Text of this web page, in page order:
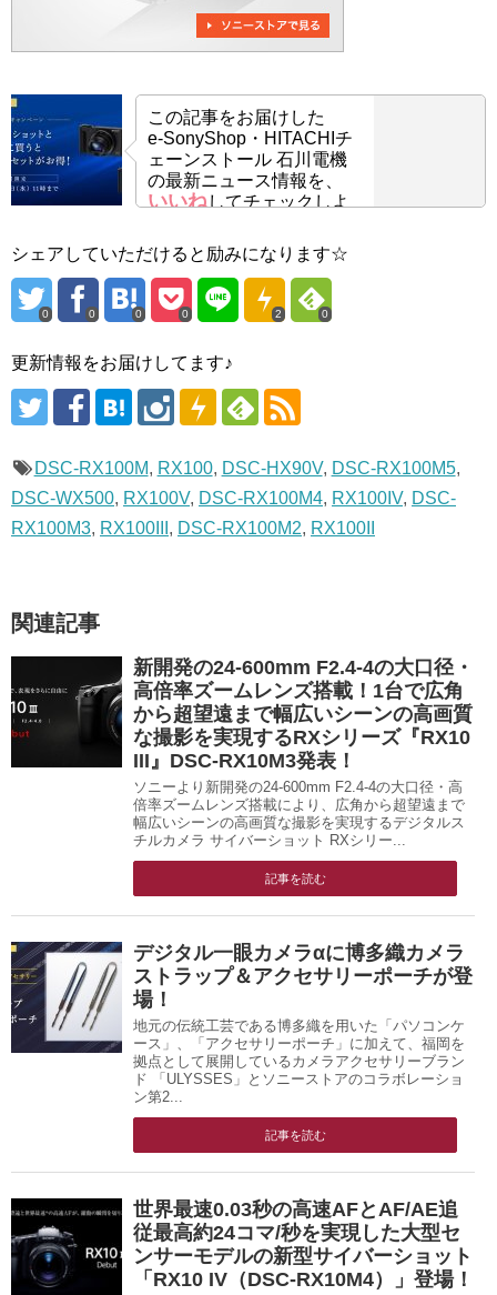
この記事をお届けした
e-SonyShop・HITACHIチ
ェーンストール 石川電機
の最新ニュース情報を、
いいねしてチェックしよ
シェアしていただけると励みになります☆
0 0 0 0 2 0
更新情報をお届けしてます♪
DSC-RX100M, RX100, DSC-HX90V, DSC-RX100M5,
DSC-WX500, RX100V, DSC-RX100M4, RX100IV, DSC-
RX100M3, RX100III , DSC-RX100M2, RX100II
関連記事
新開発の24-600mm F2.4-4の大口径・
高倍率ズームレンズ搭載！1台で広角
から超望遠まで幅広いシーンの高画質
な撮影を実現するRXシリーズ『RX10
III』DSC-RX10M3発表！
ソニーより新開発の24-600mm F2.4-4の大口径・高
倍率ズームレンズ搭載により、広角から超望遠まで
幅広いシーンの高画質な撮影を実現するデジタルス
チルカメラ サイバーショット RXシリー...
記事を読む
デジタル一眼カメラαに博多織カメラ
ストラップ＆アクセサリーポーチが登
場！
地元の伝統工芸である博多織を用いた「パソコンケ
ース」、「アクセサリーポーチ」に加えて、福岡を
拠点として展開しているカメラアクセサリーブラン
ド 「ULYSSES」とソニーストアのコラボレーショ
ン第2...
記事を読む
世界最速0.03秒の高速AFとAF/AE追
従最高約24コマ/秒を実現した大型セ
ンサーモデルの新型サイバーショット
「RX10 IV（DSC-RX10M4）」登場！